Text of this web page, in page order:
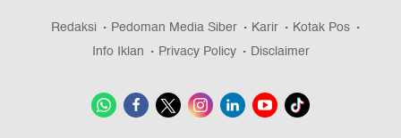
Redaksi Pedoman Media Siber Karir
Kotak Pos
Info Iklan
Privacy Policy Disclaimer